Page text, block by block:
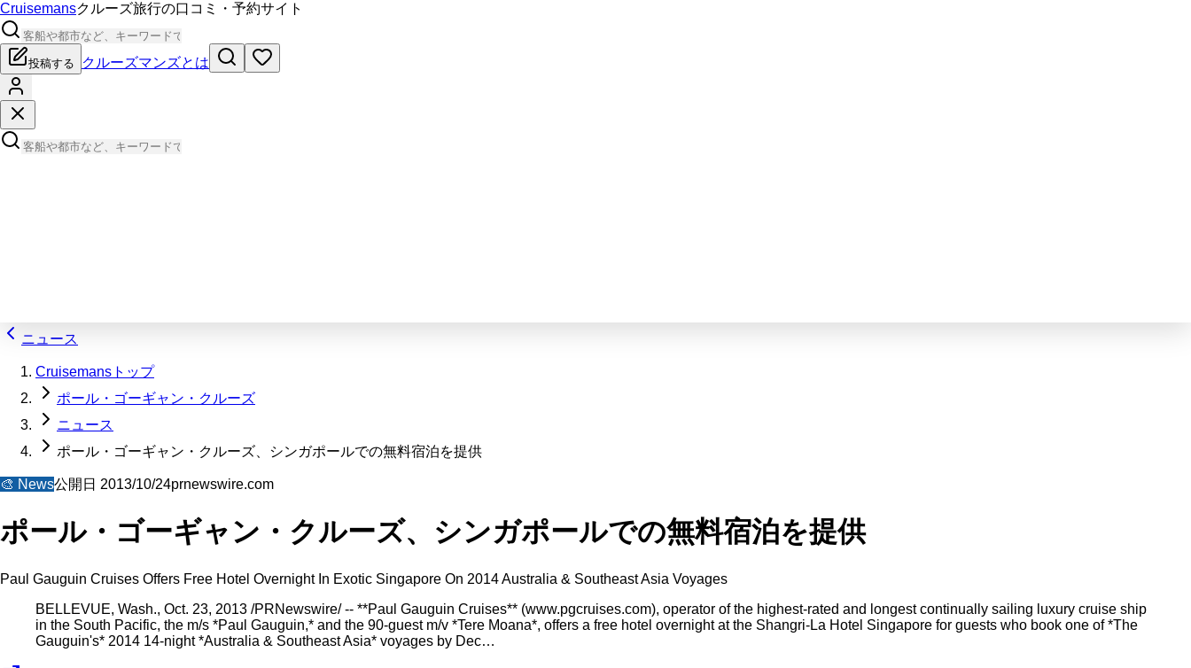
Cruisemansクルーズ旅行の口コミ・予約サイト
投稿する クルーズマンズとは
ニュース
Cruisemansトップ
ポール・ゴーギャン・クルーズ
ニュース
ポール・ゴーギャン・クルーズ、シンガポールでの無料宿泊を提供
🎨 News公開日 2013/10/24prnewswire.com
ポール・ゴーギャン・クルーズ、シンガポールでの無料宿泊を提供
Paul Gauguin Cruises Offers Free Hotel Overnight In Exotic Singapore On 2014 Australia & Southeast Asia Voyages
BELLEVUE, Wash., Oct. 23, 2013 /PRNewswire/ -- **Paul Gauguin Cruises** (www.pgcruises.com), operator of the highest-rated and longest continually sailing luxury cruise ship
in the South Pacific, the m/s *Paul Gauguin,* and the 90-guest m/v *Tere Moana*, offers a free hotel overnight at the Shangri-La Hotel Singapore for guests who book one of *The
Gauguin's* 2014 14-night *Australia & Southeast Asia* voyages by Dec…